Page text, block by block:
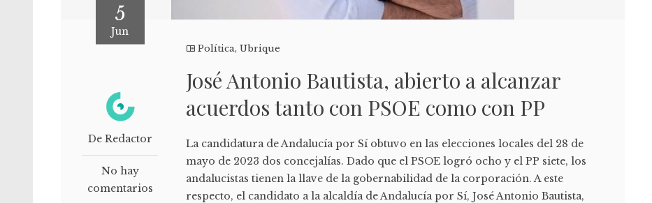
5
Jun
De Redactor
No hay
comentarios
Política,Ubrique
José Antonio Bautista, abierto a alcanzar
acuerdos tanto con PSOE como con PP
La candidatura de Andalucía por Sí obtuvo en las elecciones locales del 28 de
mayo de 2023 dos concejalías. Dado que el PSOE logró ocho y el PP siete, los
andalucistas tienen la llave de la gobernabilidad de la corporación. A este
respecto, el candidato a la alcaldía de Andalucía por Sí, José Antonio Bautista,